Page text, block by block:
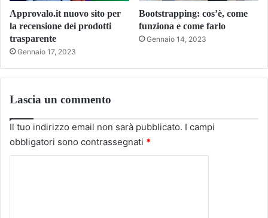
Approvalo.it nuovo sito per
la recensione dei prodotti
trasparente
Gennaio 17, 2023
Bootstrapping: cos’è, come
funziona e come farlo
Gennaio 14, 2023
Lascia un commento
Il tuo indirizzo email non sarà pubblicato. I campi
obbligatori sono contrassegnati *